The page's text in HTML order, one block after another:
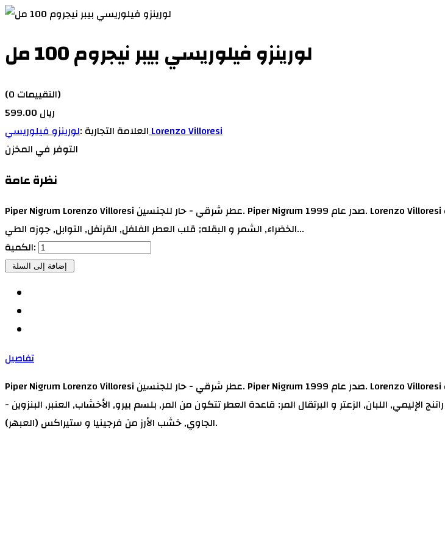
لورينزو فيلوريسي بيبر نيجروم 100 مل
(0 التقييمات)
599.00 ريال
العلامة التجارية :لورينزو فيلوريسي Lorenzo Villoresi
التوفر في المخزن
نظرة عامة
Piper Nigrum Lorenzo Villoresi عطر شرقي - حار للجنسين. Piper Nigrum صدر عام 1999. Lorenzo Villoresi قام بتوقيع هذا العطر. إفتتاحية العطر النعناع, الينسون النجمي, الحمضيات, النوتات
الخضراء, الشمر و البقله; قلب العطر الفلفل, القرنفل, التوابل, جوزه الطي...
الكمية:
تفاصيل
Piper Nigrum Lorenzo Villoresi عطر شرقي - حار للجنسين. Piper Nigrum صدر عام 1999. Lorenzo Villoresi قام بتوقيع هذا العطر. إفتتاحية العطر النعناع, الينسون النجمي, الحمضيات, النوتات
الإليمي, اللبان, الزعتر و البرتقال المر; قاعدة العطر تتكون من المر, بلسم بيرو, الأخشاب, العنبر, البنزوين -
الجاوي, خشب الأرز من فرجينيا و ستيراكس (العبهر).